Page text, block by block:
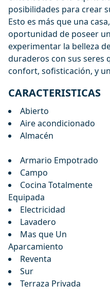
posibilidades para crear
Esto es más que una
oportunidad de poseer
experimentar la belleza
duraderos con sus seres
confort, sofisticación, y
CARACTERISTICAS
Abierto
Aire acondicionado
Almacén
Armario Empotrado
Campo
Cocina Totalmente
Equipada
Electricidad
Lavadero
Mas que Un
Aparcamiento
Reventa
Sur
Terraza Privada